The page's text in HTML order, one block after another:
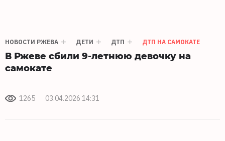
НОВОСТИ РЖЕВА ДЕТИ ДТП ДТП НА САМОКАТЕ
В Ржеве сбили 9-летнюю девочку на
самокате
1265 03.04.2026 14:31